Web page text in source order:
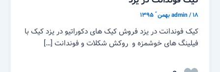
admin/۱۸ بهمن ّ ۱۳۹۵
کیک فوندانت در یزد فروش کیک های دکوراتیو در یزد کیک با
فیلینگ های خوشمزه و روکش شکلات و فوندانت […]